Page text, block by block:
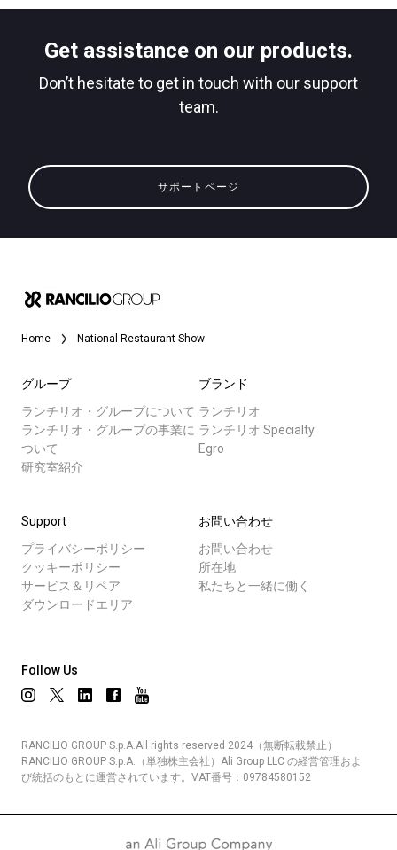
Get assistance on our products.
Don’t hesitate to get in touch with our support
team.
サポートページ
Home National Restaurant Show
グループ
ランチリオ・グループについて
ランチリオ・グループの事業に
ついて
研究室紹介
ブランド
ランチリオ
ランチリオ Specialty
Egro
Support
プライバシーポリシー
クッキーポリシー
サービス＆リペア
ダウンロードエリア
お問い合わせ
お問い合わせ
所在地
私たちと一緒に働く
Follow Us
RANCILIO GROUP S.p.A.All rights reserved 2024（無断転載禁止）
RANCILIO GROUP S.p.A.（単独株主会社）Ali Group LLC の経営管理およ
び統括のもとに運営されています。VAT番号：09784580152
プライバシーポリシー